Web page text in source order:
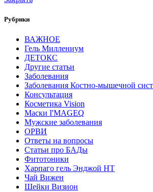
Рубрики
ВАЖНОЕ
Гель Миллениум
ДЕТОКС
Другие статьи
Заболевания
Заболевания Костно-мышечной
Консультация
Косметика Vision
Маски I'MAGEQ
Мужские заболевания
ОРВИ
Ответы на вопросы
Статьи про БАДы
Фитотоники
Харпаго гель Энджой НТ
Чай Вижен
Шейки Визион